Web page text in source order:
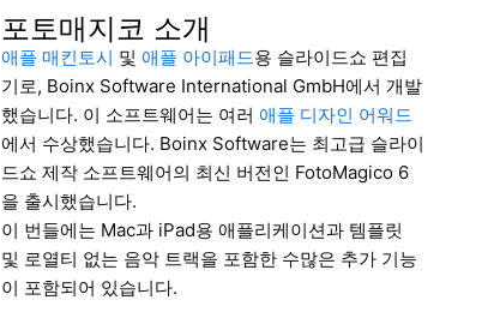
포토매지코 소개
애플 매킨토시 및애플 아이패드용 슬라이드쇼 편집
기로, Boinx Software International GmbH에서 개발
했습니다. 이 소프트웨어는 여러애플 디자인 어워드
에서 수상했습니다. Boinx Software는 최고급 슬라이
드쇼 제작 소프트웨어의 최신 버전인 FotoMagico 6
을 출시했습니다.
이 번들에는 Mac과 iPad용 애플리케이션과 템플릿
및 로열티 없는 음악 트랙을 포함한 수많은 추가 기능
이 포함되어 있습니다.